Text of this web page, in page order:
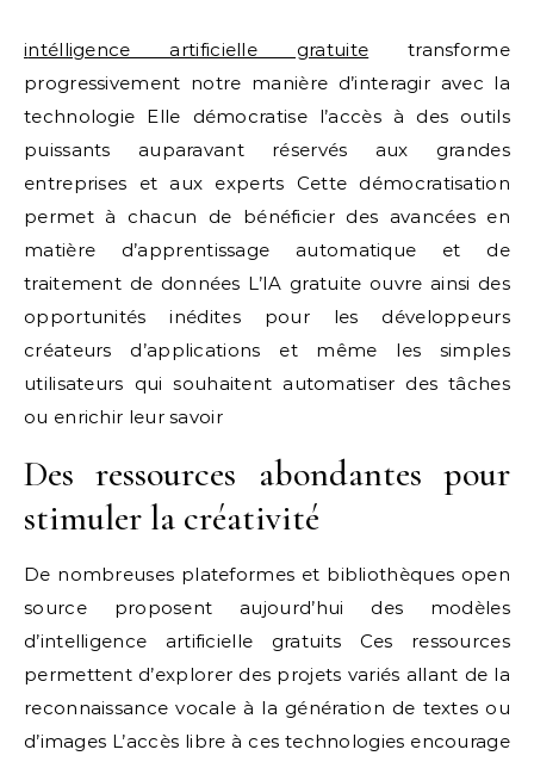
intélligence artificielle gratuite transforme
progressivement notre manière d’interagir avec la
technologie Elle démocratise l’accès à des outils
puissants auparavant réservés aux grandes
entreprises et aux experts Cette démocratisation
permet à chacun de bénéficier des avancées en
matière d’apprentissage automatique et de
traitement de données L’IA gratuite ouvre ainsi des
opportunités inédites pour les développeurs
créateurs d’applications et même les simples
utilisateurs qui souhaitent automatiser des tâches
ou enrichir leur savoir
Des ressources abondantes pour
stimuler la créativité
De nombreuses plateformes et bibliothèques open
source proposent aujourd’hui des modèles
d’intelligence artificielle gratuits Ces ressources
permettent d’explorer des projets variés allant de la
reconnaissance vocale à la génération de textes ou
d’images L’accès libre à ces technologies encourage